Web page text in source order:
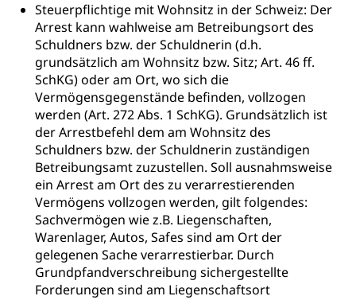
Steuerpflichtige mit Wohnsitz in der Schweiz: Der
Arrest kann wahlweise am Betreibungsort des
Schuldners bzw. der Schuldnerin (d.h.
grundsätzlich am Wohnsitz bzw. Sitz; Art. 46 ff.
SchKG) oder am Ort, wo sich die
Vermögensgegenstände befinden, vollzogen
werden (Art. 272 Abs. 1 SchKG). Grundsätzlich ist
der Arrestbefehl dem am Wohnsitz des
Schuldners bzw. der Schuldnerin zuständigen
Betreibungsamt zuzustellen. Soll ausnahmsweise
ein Arrest am Ort des zu verarrestierenden
Vermögens vollzogen werden, gilt folgendes:
Sachvermögen wie z.B. Liegenschaften,
Warenlager, Autos, Safes sind am Ort der
gelegenen Sache verarrestierbar. Durch
Grundpfandverschreibung sichergestellte
Forderungen sind am Liegenschaftsort